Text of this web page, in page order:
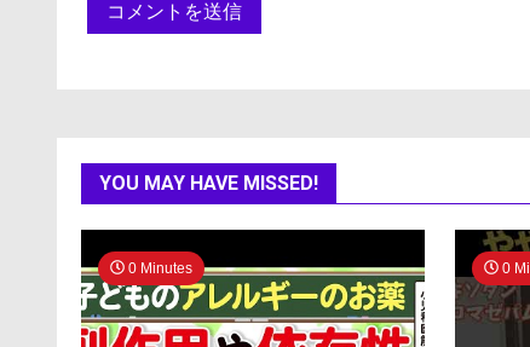
YOU MAY HAVE MISSED!
0 Minutes 0